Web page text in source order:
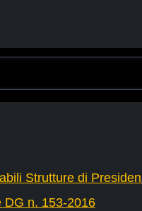
Strutture di
DG n. 153-2016